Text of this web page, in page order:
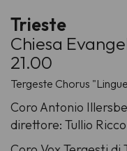
Trieste
Chiesa
21.00
Tergeste Chorus
Coro Antonio
direttore: Tullio